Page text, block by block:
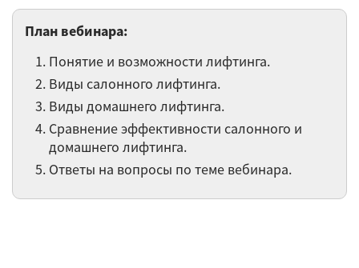
Возрастные изменения кожи. Часть 2.
Физиология старения кожи. Типы
старения кожи
Физиологичекое воздействие массажа
на организм человека. Показания и
противопоказания к проведению
массажа
Возрастные изменения кожи. Типы
План вебинара:
Понятие и возможности лифтинга.
Виды салонного лифтинга.
Виды домашнего лифтинга.
Сравнение эффективности салонного и
домашнего лифтинга.
Ответы на вопросы по теме вебинара.